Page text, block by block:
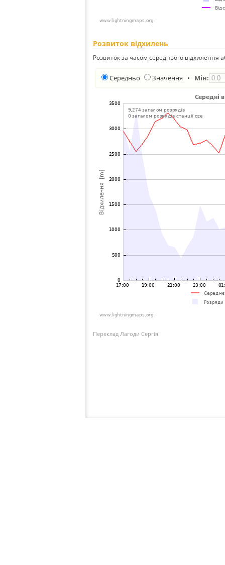
Розвиток відхилень
Розвиток за часом середнього відхилення
Середньо Значення • Мін:
Переклад Лагоди Сергія